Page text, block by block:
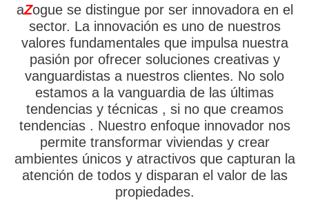
aZogue se distingue por ser innovadora en el
sector. La innovación es uno de nuestros
valores fundamentales que impulsa nuestra
pasión por ofrecer soluciones creativas y
vanguardistas a nuestros clientes. No solo
estamos a la vanguardia de las últimas
tendencias y técnicas , si no que creamos
tendencias . Nuestro enfoque innovador nos
permite transformar viviendas y crear
ambientes únicos y atractivos que capturan la
atención de todos y disparan el valor de las
propiedades.